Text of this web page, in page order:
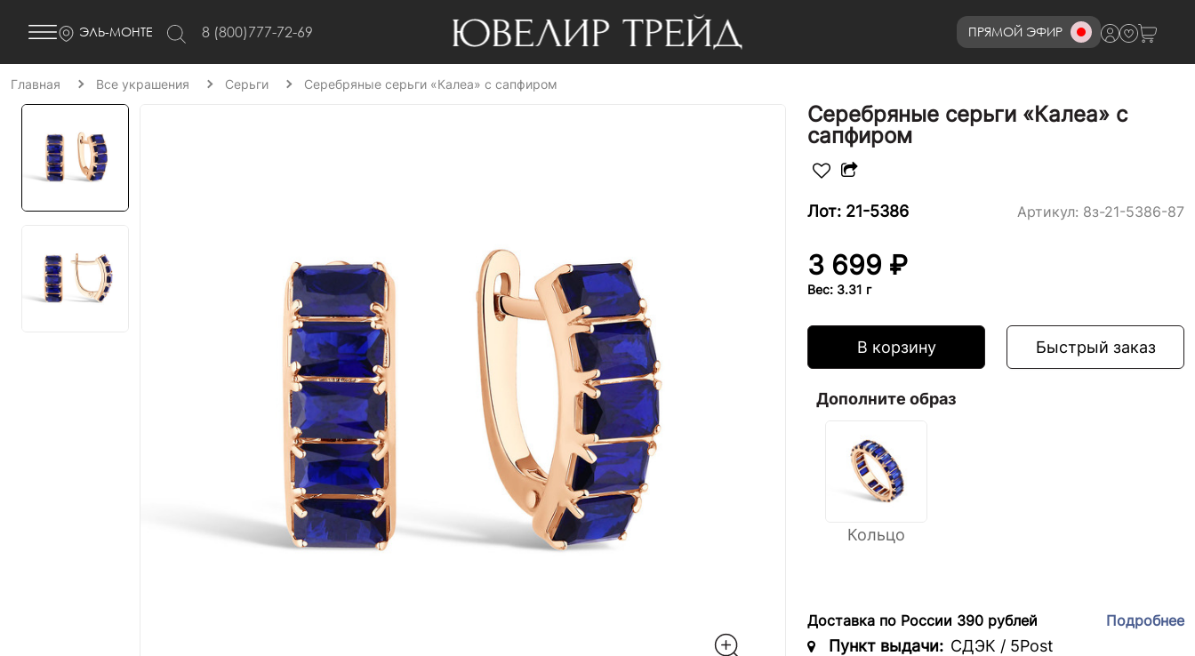
ЭЛЬ-МОНТЕ 8 (800)777-72-69 ПРЯМОЙ ЭФИР8 (800)777-72-69
Главная Все украшения Серьги Серебряные серьги «Калеа» с сапфиром
Серебряные серьги «Калеа» с
сапфиром
Лот: 21-5386 Артикул: 8з-21-5386-87
3 699 ₽
Вес: 3.31 г
В корзину Быстрый заказ
Дополните образ
Кольцо
Доставка по России 390 рублей Подробнее
Пункт выдачи: СДЭК / 5Post